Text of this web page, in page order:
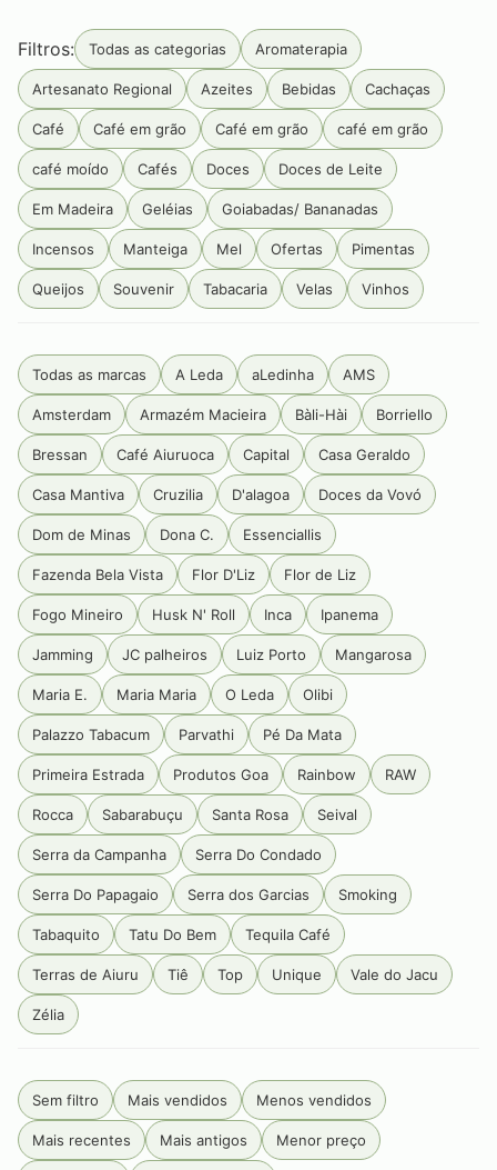
Filtros: Todas as categorias Aromaterapia
Artesanato Regional Azeites Bebidas Cachaças
Café Café em grão Café em grão café em grão
café moído Cafés Doces Doces de Leite
Em Madeira Geléias Goiabadas/ Bananadas
Incensos Manteiga Mel Ofertas Pimentas
Queijos Souvenir Tabacaria Velas Vinhos
Todas as marcas A Leda aLedinha AMS
Amsterdam Armazém Macieira Bàli-Hài Borriello
Bressan Café Aiuruoca Capital Casa Geraldo
Casa Mantiva Cruzilia D'alagoa Doces da Vovó
Dom de Minas Dona C. Essenciallis
Fazenda Bela Vista Flor D'Liz Flor de Liz
Fogo Mineiro Husk N' Roll Inca Ipanema
Jamming JC palheiros Luiz Porto Mangarosa
Maria E. Maria Maria O Leda Olibi
Palazzo Tabacum Parvathi Pé Da Mata
Primeira Estrada Produtos Goa Rainbow RAW
Rocca Sabarabuçu Santa Rosa Seival
Serra da Campanha Serra Do Condado
Serra Do Papagaio Serra dos Garcias Smoking
Tabaquito Tatu Do Bem Tequila Café
Terras de Aiuru Tiê Top Unique Vale do Jacu
Zélia
Sem filtro Mais vendidos Menos vendidos
Mais recentes Mais antigos Menor preço